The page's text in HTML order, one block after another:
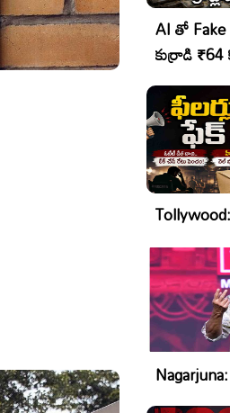
AI తో Fake
కుర్రాడి
ఆపరేషన్!